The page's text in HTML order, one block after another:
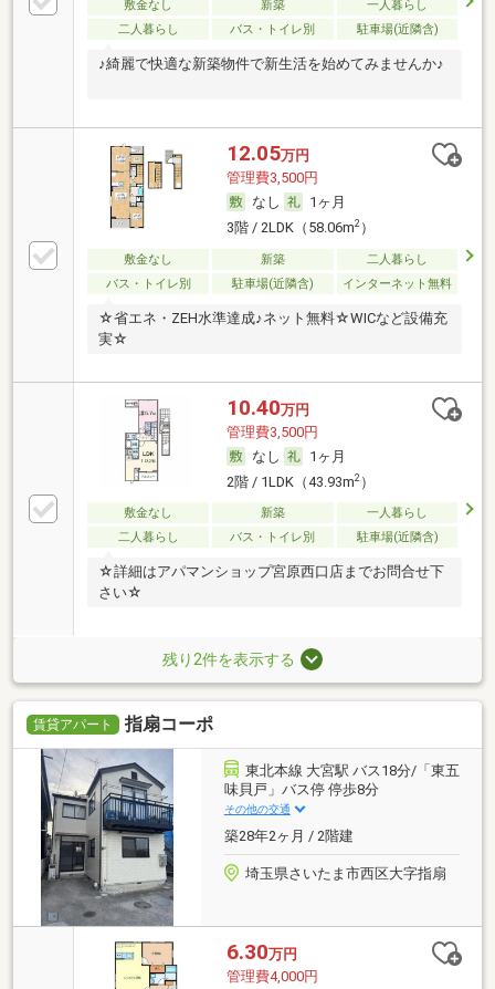
敷金なし 新築
一人暮らし
二人暮らし
バス・トイレ別 駐車場(近隣含)
♪綺麗で快適な新築物件で新生活を始めてみませんか♪
12.05万円
管理費3,500円
なし
1ヶ月
3階 / 2LDK（58.06m2）
敷金なし 新築
二人暮らし
バス・トイレ別
駐車場(近隣含) インターネット無料
☆省エネ・ZEH水準達成♪ネット無料☆WICなど設備充
実☆
10.40万円
管理費3,500円
なし
1ヶ月
2階 / 1LDK（43.93m2）
敷金なし 新築
一人暮らし
二人暮らし
バス・トイレ別 駐車場(近隣含)
☆詳細はアパマンショップ宮原西口店までお問合せ下
さい☆
残り2件を表示する
賃貸アパート 指扇コーポ
東北本線 大宮駅 バス18分/「東五
味貝戸」バス停 停歩8分
その他の交通
築28年2ヶ月 / 2階建
埼玉県さいたま市西区大字指扇
6.30万円
管理費4,000円